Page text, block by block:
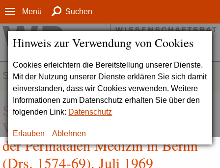
Hinweis zur Verwendung von Cookies
Cookies erleichtern die Bereitstellung unserer Dienste.
Mit der Nutzung unserer Dienste erklären Sie sich damit
einverstanden, dass wir Cookies verwenden. Weitere
Informationen zum Datenschutz erhalten Sie über den
folgenden Link: Datenschutz
Erlauben Ablehnen
Menü Suchen
SERVICE
Stellungnahme des
Wissenschaftsrates zur Förderung
der Perinatalen Medizin in Berlin
(Drs. 1574-69), Juli 1969